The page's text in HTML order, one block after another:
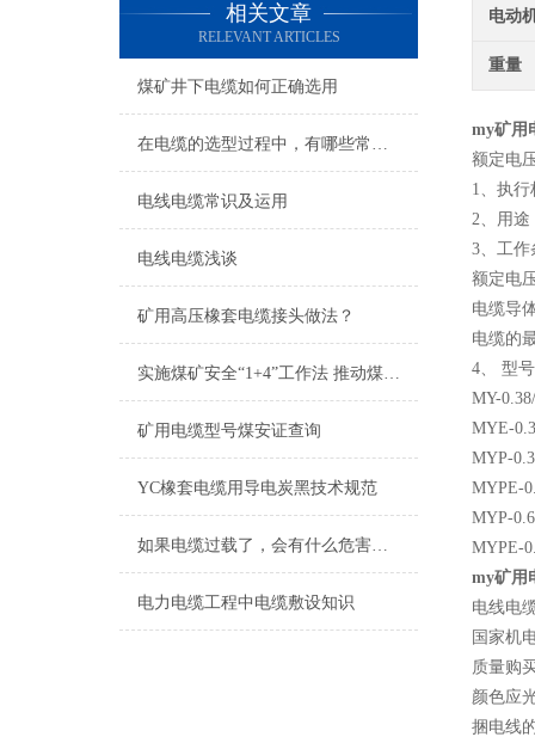
相关文章
RELEVANT ARTICLES
煤矿井下电缆如何正确选用
在电缆的选型过程中，有哪些常见误区需要避免？
电线电缆常识及运用
电线电缆浅谈
矿用高压橡套电缆接头做法？
实施煤矿安全“1+4”工作法 推动煤矿安全发展
矿用电缆型号煤安证查询
YC橡套电缆用导电炭黑技术规范
如果电缆过载了，会有什么危害吗？
电力电缆工程中电缆敷设知识
电动
重量
my矿用
额定电
1、执行
2、用途
3、工作
额定电
电缆导
电缆的
4、 型
MY-
MYE-
MYP-
MYPE-
MYP-
MYPE-
my矿用
电线电
国家机
质量购
颜色应
捆电线